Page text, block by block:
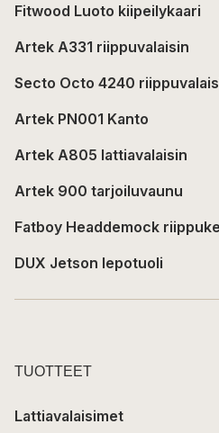
Fitwood Luoto kiipeilykaari
Artek A331 riippuvalaisin
Secto Octo 4240
Artek PN001 Kanto
Artek A805 lattiavalaisin
Artek 900 tarjoiluvaunu
Fatboy Headdemock
DUX Jetson lepotuoli
TUOTTEET
Lattiavalaisimet